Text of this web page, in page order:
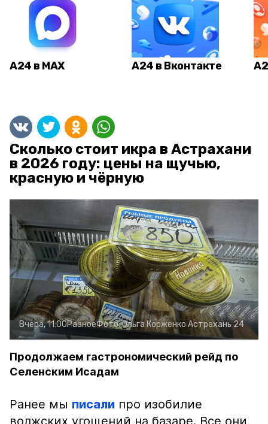
А24 в MAX А24 в Вконтакте
Сколько стоит икра в Астрахани
в 2026 году: цены на щучью,
красную и чёрную
Вчера, 11:00РазноеФото:Ольга Корженко Астрахань 24
Продолжаем гастрономический рейд по
Селенским Исадам
Ранее мы писали про изобилие
волжских угощений на базаре. Все они